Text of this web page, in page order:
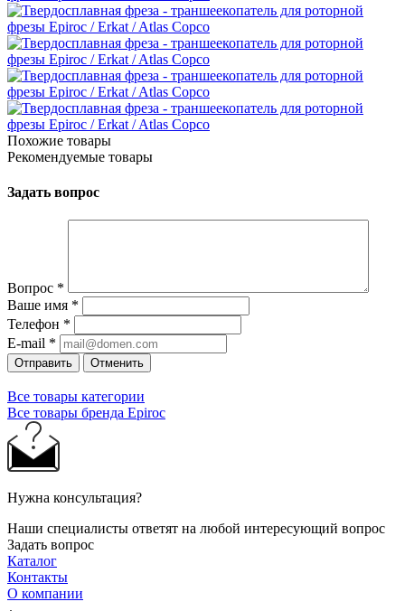
Похожие товары
Рекомендуемые товары
Задать вопрос
Вопрос *
Ваше имя *
Телефон *
E-mail *
Отправить Отменить
Все товары категории
Все товары бренда Epiroc
Нужна консультация?
Наши специалисты ответят на любой интересующий вопрос
Задать вопрос
Каталог
Контакты
О компании